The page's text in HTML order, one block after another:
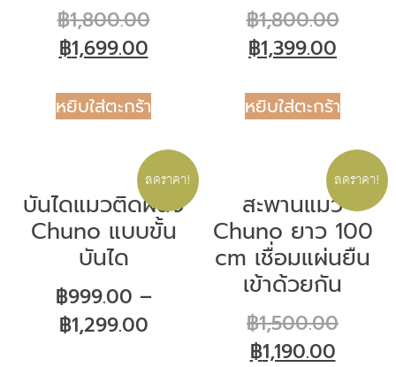
฿1,800.00
฿1,699.00
หยิบใส่ตะกร้า
฿1,800.00
฿1,399.00
หยิบใส่ตะกร้า
ลดราคา!
บันไดแมวติดผนัง
Chuno แบบขั้น
บันได
฿999.00 –
฿1,299.00
ลดราคา!
สะพานแมว
Chuno ยาว 100
cm เชื่อมแผ่นยืน
เข้าด้วยกัน
฿1,500.00
฿1,190.00